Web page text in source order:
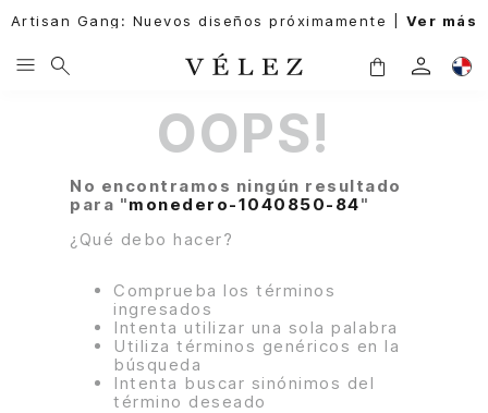
Artisan Gang: Nuevos diseños próximamente | Ver más
OOPS!
No encontramos ningún resultado
para "monedero-1040850-84"
¿Qué debo hacer?
Comprueba los términos
ingresados
Intenta utilizar una sola palabra
Utiliza términos genéricos en la
búsqueda
Intenta buscar sinónimos del
término deseado